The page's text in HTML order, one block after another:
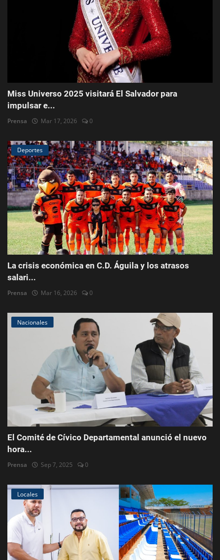
Miss Universo 2025 visitará El Salvador para
impulsar e...
Prensa Mar 17, 2026 0
Deportes
La crisis económica en C.D. Águila y los atrasos
salari...
Prensa Mar 16, 2026 0
Nacionales
El Comité de Cívico Departamental anunció el nuevo
hora...
Prensa Sep 7, 2025 0
Locales